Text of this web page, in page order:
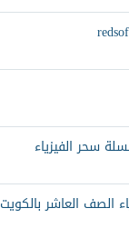
سحر الفيزياء
الصف العاشر بالكويت